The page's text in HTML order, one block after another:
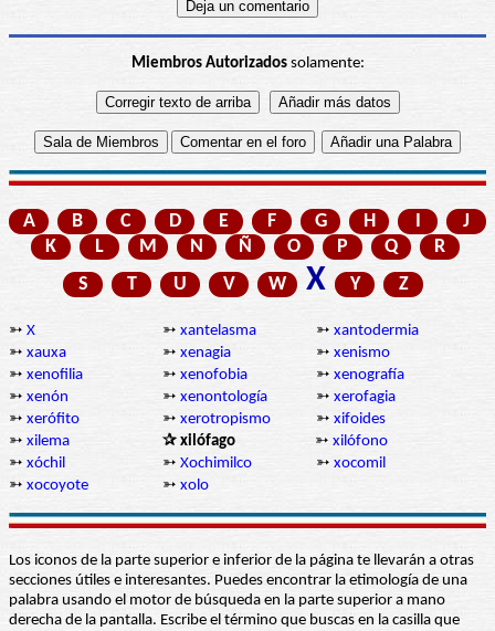
Miembros Autorizadossolamente:
A B C D E F G H I
J
K
L M N Ñ O P Q
R
S
T U V W X Y Z
➳ X ➳ xantelasma ➳ xantodermia
➳ xauxa ➳ xenagia ➳ xenismo
➳ xenofilia ➳ xenofobia ➳ xenografía
➳ xenón ➳ xenontología ➳ xerofagia
➳ xerófito ➳ xerotropismo ➳ xifoides
➳ xilema ✰ xilófago ➳ xilófono
➳ xóchil ➳ Xochimilco ➳ xocomil
➳ xocoyote ➳ xolo
Los iconos de la parte superior e inferior de la página te llevarán a otras
secciones útiles e interesantes. Puedes encontrar la etimología de una
palabra usando el motor de búsqueda en la parte superior a mano
derecha de la pantalla. Escribe el término que buscas en la casilla que